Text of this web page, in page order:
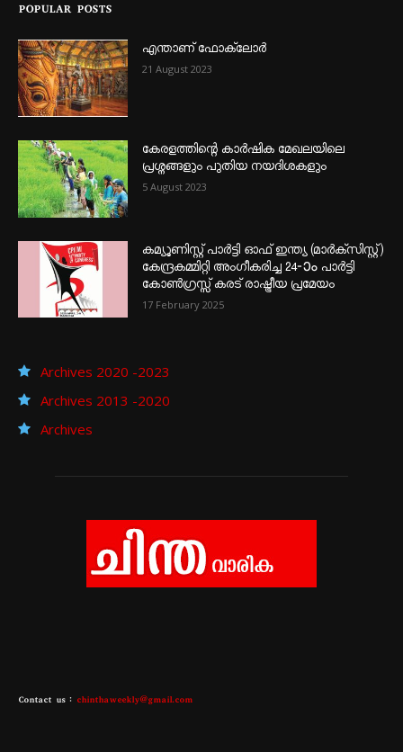
POPULAR POSTS
എന്താണ്‌ ഫോക്‌ലോർ
21 August 2023
കേരളത്തിന്റെ കാർഷിക മേഖലയിലെ
പ്രശ്നങ്ങളും പുതിയ നയദിശകളും
5 August 2023
കമ്യൂണിസ്റ്റ് പാർട്ടി ഓഫ് ഇന്ത്യ (മാർക്സിസ്റ്റ്)
കേന്ദ്രകമ്മിറ്റി അംഗീകരിച്ച 24‐ാം പാർട്ടി
കോൺഗ്രസ്സ് കരട് രാഷ്ട്രീയ പ്രമേയം
17 February 2025
Archives 2020 -2023
Archives 2013 -2020
Archives
Contact us : chinthaweekly@gmail.com